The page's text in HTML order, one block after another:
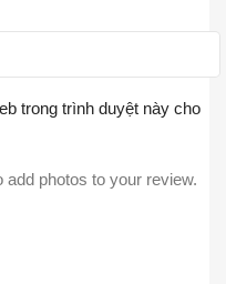
trong trình duyệt này cho
add photos to your review.